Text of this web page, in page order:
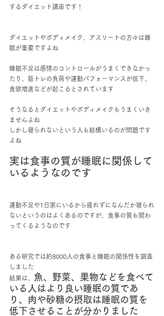
するダイエット講座です！
ダイエットやボディメイク、アスリートの方々は睡
眠が重要ですよね
睡眠不足は感情のコントロールがうまくできなかっ
たり、筋トレの負荷や運動パフォーマンスが低下、
食欲増進などが起こるとされています
そうなるとダイエットやボディメイクもうまくいき
ませんよね
しかし寝られないという人も結構いるのが問題です
よね
実は食事の質が睡眠に関係して
いるようなのです
運動不足や1日家にいるから疲れずになんだか寝られ
ないというのはよくあるのですが、食事の質も関わ
ってくるようなのです
ある研究では約8000人の食事と睡眠の関係性を調査
しました
結果は、 魚、野菜、果物などを食べて
いる人はより良い睡眠の質であ
り、肉や砂糖の摂取は睡眠の質を
低下させることが分かりました